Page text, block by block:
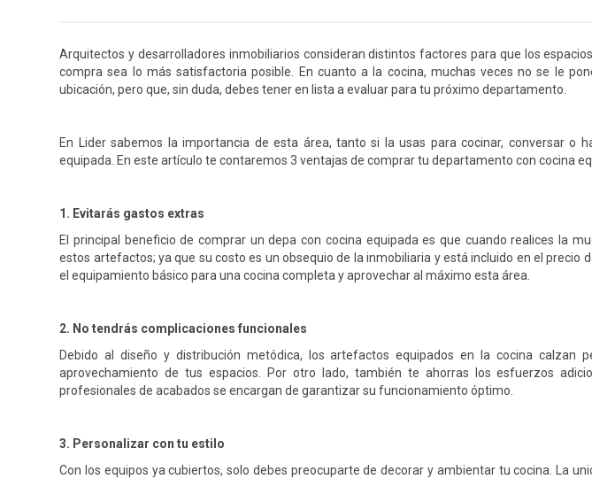
Arquitectos y desarrolladores inmobiliarios consideran distintos factores para que los
compra sea lo más satisfactoria posible. En cuanto a la cocina, muchas veces no se le
ubicación, pero que, sin duda, debes tener en lista a evaluar para tu próximo departamento.
En Lider sabemos la importancia de esta área, tanto si la usas para cocinar, conversar o
equipada. En este artículo te contaremos 3 ventajas de comprar tu departamento con cocina
1. Evitarás gastos extras
El principal beneficio de comprar un depa con cocina equipada es que cuando realices la
estos artefactos; ya que su costo es un obsequio de la inmobiliaria y está incluido en el precio
el equipamiento básico para una cocina completa y aprovechar al máximo esta área.
2. No tendrás complicaciones funcionales
Debido al diseño y distribución metódica, los artefactos equipados en la cocina calzan
aprovechamiento de tus espacios. Por otro lado, también te ahorras los esfuerzos
profesionales de acabados se encargan de garantizar su funcionamiento óptimo.
3. Personalizar con tu estilo
Con los equipos ya cubiertos, solo debes preocuparte de decorar y ambientar tu cocina. La